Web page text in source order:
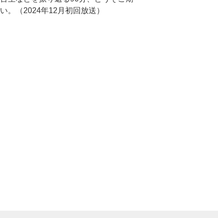
。（2024年12月初回放送）